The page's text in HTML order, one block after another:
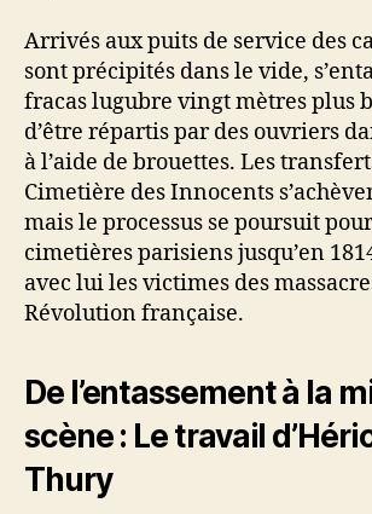
Arrivés aux puits de service des
sont précipités dans le vide,
fracas lugubre vingt mètres plus
d’être répartis par des ouvriers
à l’aide de brouettes. Les
Cimetière des Innocents
mais le processus se poursuit
cimetières parisiens jusqu’en
avec lui les victimes des
Révolution française.
De l’entassement à la
scène : Le travail
Thury